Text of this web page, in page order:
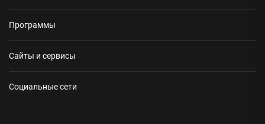
Программы
Сайты и сервисы
Социальные сети